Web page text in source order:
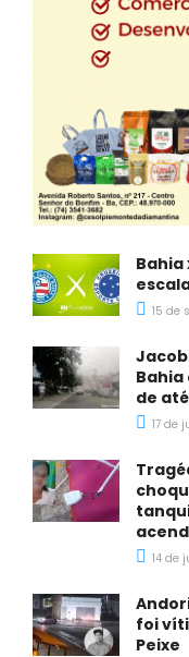
15 de
de
17 de
14 de
foi
Peixe